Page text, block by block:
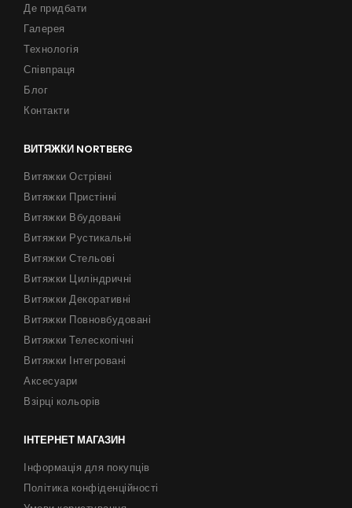
Де придбати
Галерея
Технологія
Співпраця
Блог
Контакти
ВИТЯЖКИ NORTBERG
Витяжки Острівні
Витяжки Пристінні
Витяжки Вбудовані
Витяжки Рустикальні
Витяжки Стельові
Витяжки Циліндричні
Витяжки Декоративні
Витяжки Повновбудовані
Витяжки Телескопічні
Витяжки Інтегровані
Аксесуари
Взірці кольорів
ІНТЕРНЕТ МАГАЗИН
Інформація для покупців
Політика конфіденційності